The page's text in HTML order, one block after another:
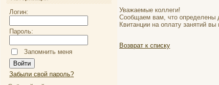
Логин:
Пароль:
Запомнить меня
Забыли свой пароль?
Уважаемые коллеги!
Сообщаем вам, что определены
Квитанции на оплату занятий
Возврат к списку